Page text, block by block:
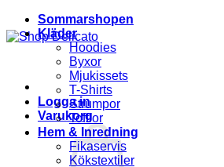
Logga in
Varukorg
Sommarshopen
Kläder
Hoodies
Byxor
Mjukissets
T-Shirts
Strumpor
Tofflor
Hem & Inredning
Fikaservis
Kökstextiler